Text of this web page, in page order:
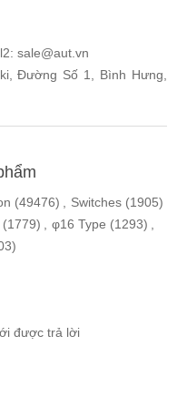
sale@aut.vn
Đường Số 1, Bình Hưng,
(49476) Switches (1905)
(1779) φ16 Type (1293)
được trả lời